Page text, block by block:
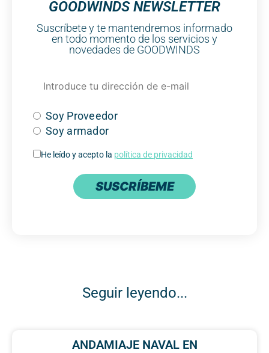
GOODWINDS NEWSLETTER
Suscríbete y te mantendremos informado
en todo momento de los servicios y
novedades de GOODWINDS
Soy Proveedor
Soy armador
He leído y acepto la política de privacidad
SUSCRÍBEME
Seguir leyendo...
ANDAMIAJE NAVAL EN